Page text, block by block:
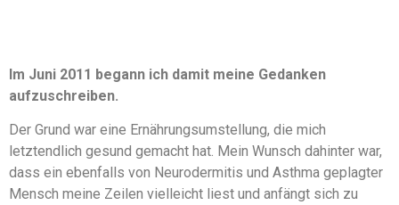
Im Juni 2011 begann ich damit meine Gedanken
aufzuschreiben.
Der Grund war eine Ernährungsumstellung, die mich
letztendlich gesund gemacht hat. Mein Wunsch dahinter war,
dass ein ebenfalls von Neurodermitis und Asthma geplagter
Mensch meine Zeilen vielleicht liest und anfängt sich zu